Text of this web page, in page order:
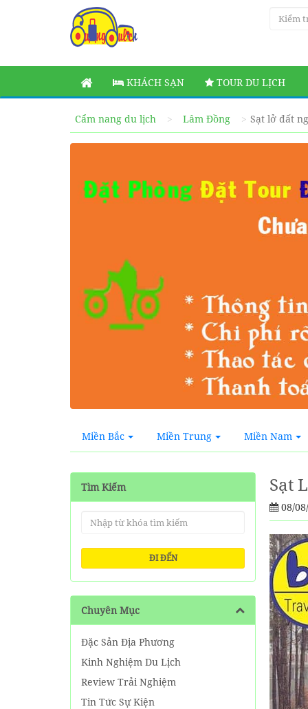
KHÁCH SẠN TOUR DU LỊCH
Cẩm nang du lịch Lâm Đồng Sạt lở đất
Miền Bắc Miền Trung Miền Nam
Tìm Kiếm
ĐI ĐẾN
Chuyên Mục
Đặc Sản Địa Phương
Kinh Nghiệm Du Lịch
Review Trải Nghiệm
Tin Tức Sự Kiện
Sạt
08/